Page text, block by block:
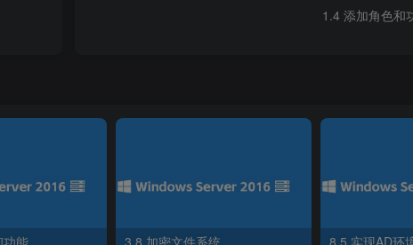
1.4 添加角色和
功能 3.8 加密文件系统